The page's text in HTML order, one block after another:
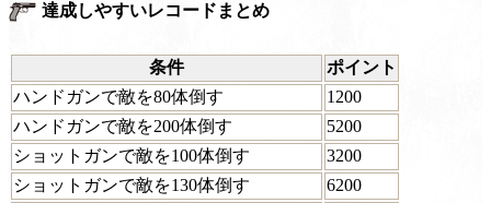
達成しやすいレコードまとめ
条件
ポイント
ハンドガンで敵を80体倒す
1200
ハンドガンで敵を200体倒す
5200
ショットガンで敵を100体倒す
3200
ショットガンで敵を130体倒す
6200